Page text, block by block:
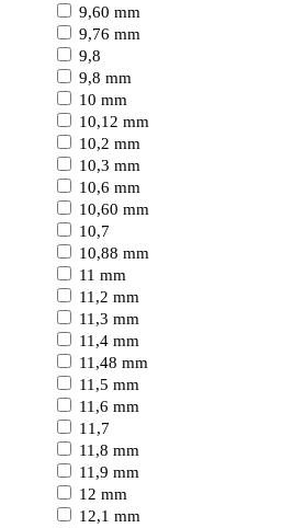
9,60 mm
9,76 mm
9,8
9,8 mm
10 mm
10,12 mm
10,2 mm
10,3 mm
10,6 mm
10,60 mm
10,7
10,88 mm
11 mm
11,2 mm
11,3 mm
11,4 mm
11,48 mm
11,5 mm
11,6 mm
11,7
11,8 mm
11,9 mm
12 mm
12,1 mm